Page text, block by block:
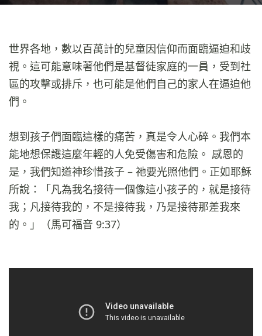
世界各地，數以百萬計的兒童因信仰而面臨逼迫和歧
視。這可能意味著他們是基督徒家庭的一員，受到社
區的攻擊或排斥，也可能是他們自己的家人在逼迫他
們。
想到孩子們面臨這樣的痛苦，真是令人心碎。我們本
能地想保護這麼年輕的人免受傷害和危險。 感恩的
是，我們知道神珍惜孩子 – 祂要光照他們。正如耶穌
所說：「凡為我名接待一個像這小孩子的，就是接待
我；凡接待我的，不是接待我，乃是接待那差我來
的。」（馬可福音 9:37）